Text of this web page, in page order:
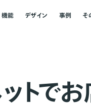
機能 デザイン 事例 そ
ッ トでお